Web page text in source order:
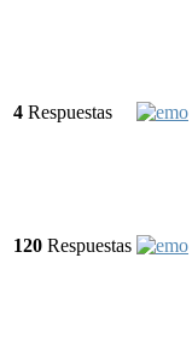
4 Respuestas
120 Respuestas